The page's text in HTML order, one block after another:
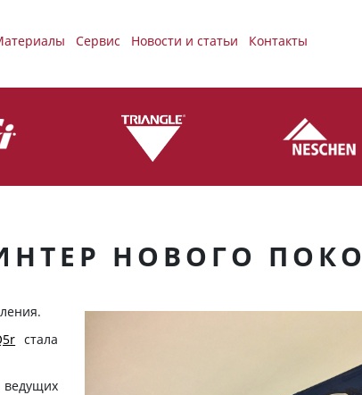
Сервис Новости и статьи Контакты
НОВОГО
стала